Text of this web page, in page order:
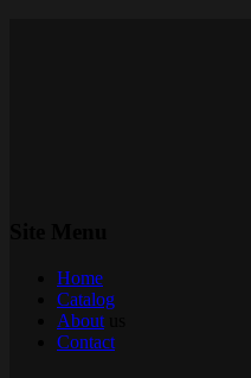
Home
Catalog
About
Contact